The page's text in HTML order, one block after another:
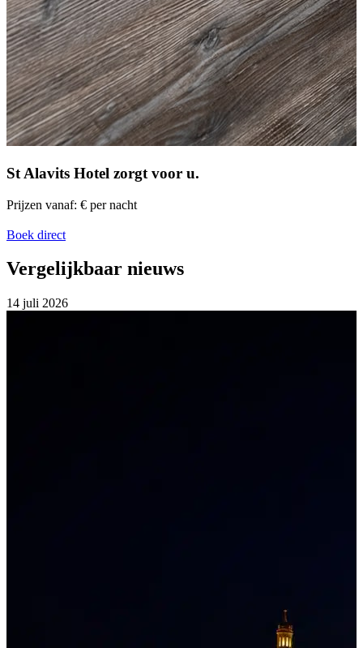
St Alavits Hotel zorgt voor u.
Prijzen vanaf: € per nacht
Boek direct
Vergelijkbaar nieuws
14 juli 2026